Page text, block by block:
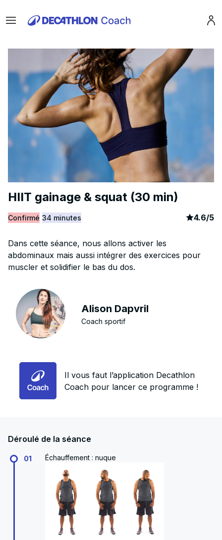
Menu
HIIT gainage & squat (30 min)
Confirmé 34 minutes article
4.6/5
Dans cette séance, nous allons activer les
abdominaux mais aussi intégrer des exercices pour
muscler et solidifier le bas du dos.
Alison Dapvril
Coach sportif
Il vous faut l’application Decathlon
Coach pour lancer ce programme !
Déroulé de la séance
01 Échauffement : nuque